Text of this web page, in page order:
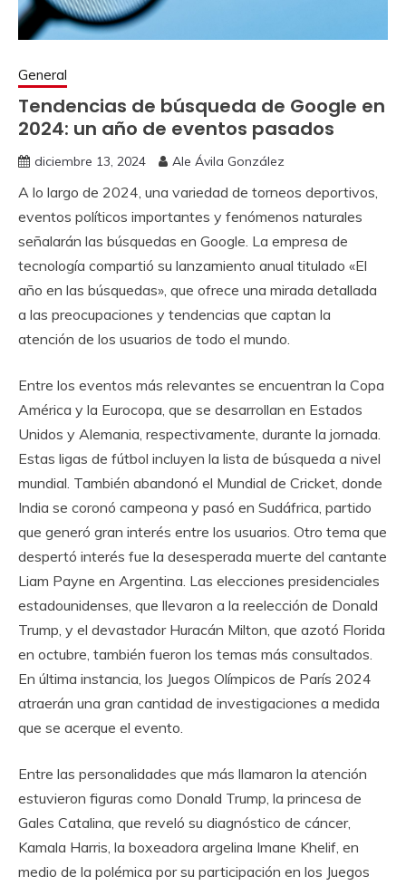
General
Tendencias de búsqueda de Google en
2024: un año de eventos pasados
diciembre 13, 2024 Ale Ávila González
A lo largo de 2024, una variedad de torneos deportivos,
eventos políticos importantes y fenómenos naturales
señalarán las búsquedas en Google. La empresa de
tecnología compartió su lanzamiento anual titulado «El
año en las búsquedas», que ofrece una mirada detallada
a las preocupaciones y tendencias que captan la
atención de los usuarios de todo el mundo.
Entre los eventos más relevantes se encuentran la Copa
América y la Eurocopa, que se desarrollan en Estados
Unidos y Alemania, respectivamente, durante la jornada.
Estas ligas de fútbol incluyen la lista de búsqueda a nivel
mundial. También abandonó el Mundial de Cricket, donde
India se coronó campeona y pasó en Sudáfrica, partido
que generó gran interés entre los usuarios. Otro tema que
despertó interés fue la desesperada muerte del cantante
Liam Payne en Argentina. Las elecciones presidenciales
estadounidenses, que llevaron a la reelección de Donald
Trump, y el devastador Huracán Milton, que azotó Florida
en octubre, también fueron los temas más consultados.
En última instancia, los Juegos Olímpicos de París 2024
atraerán una gran cantidad de investigaciones a medida
que se acerque el evento.
Entre las personalidades que más llamaron la atención
estuvieron figuras como Donald Trump, la princesa de
Gales Catalina, que reveló su diagnóstico de cáncer,
Kamala Harris, la boxeadora argelina Imane Khelif, en
medio de la polémica por su participación en los Juegos